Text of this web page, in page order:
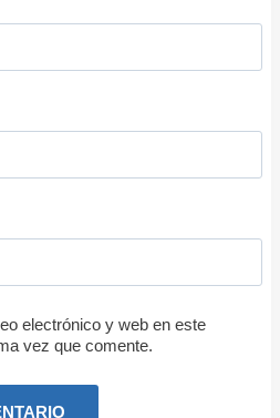
electrónico y web en este
vez que comente.